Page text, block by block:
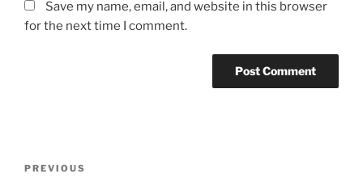
Save my name, email, and website in this browser
for the next time I comment.
Previous
PREVIOUS